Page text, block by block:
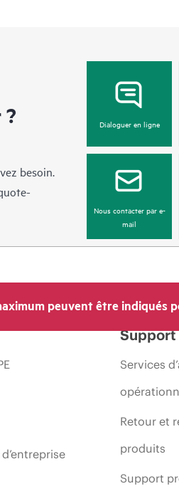
besoin.
Dialoguer en ligne
Nous contacter par e-
mail
peuvent être indiqués
Support
Services
Retour et
produits
Support